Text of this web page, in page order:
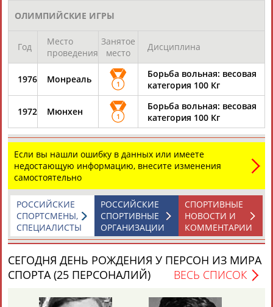
ОЛИМПИЙСКИЕ ИГРЫ
Год
Место
проведения
Занятое
место
Дисциплина
1976 Монреаль 1
Борьба вольная: весовая
категория 100 Кг
1972 Мюнхен 1
Борьба вольная: весовая
категория 100 Кг
Если вы нашли ошибку в данных или имеете
недостающую информацию, внесите изменения
самостоятельно
СПОРТИВНЫЕ
НОВОСТИ И
КОММЕНТАРИИ
РОССИЙСКИЕ
СПОРТИВНЫЕ
ОРГАНИЗАЦИИ
РОССИЙСКИЕ
СПОРТСМЕНЫ,
СПЕЦИАЛИСТЫ
СЕГОДНЯ ДЕНЬ РОЖДЕНИЯ У ПЕРСОН ИЗ МИРА
СПОРТА (25 ПЕРСОНАЛИЙ)
ВЕСЬ СПИСОК